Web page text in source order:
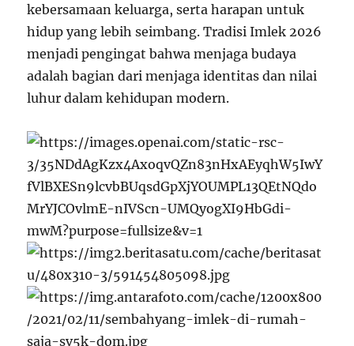
kebersamaan keluarga, serta harapan untuk
hidup yang lebih seimbang. Tradisi Imlek 2026
menjadi pengingat bahwa menjaga budaya
adalah bagian dari menjaga identitas dan nilai
luhur dalam kehidupan modern.